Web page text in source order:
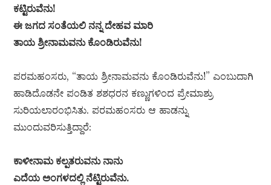
ಕಟ್ಟಿರುವೆನು!
ಈ ಜಗದ ಸಂತೆಯಲಿ ನನ್ನ ದೇಹವ ಮಾರಿ
ತಾಯ ಶ್ರೀನಾಮವನು ಕೊಂಡಿರುವೆನು!
ಪರಮಹಂಸರು, “ತಾಯ ಶ್ರೀನಾಮವನು ಕೊಂಡಿರುವೆನು!” ಎಂಬುದಾಗಿ
ಹಾಡಿದೊಡನೇ ಪಂಡಿತ ಶಶಧರನ ಕಣ್ಣುಗಳಿಂದ ಪ್ರೇಮಾಶ್ರು
ಸುರಿಯಲಾರಂಭಿಸಿತು. ಪರಮಹಂಸರು ಆ ಹಾಡನ್ನು
ಮುಂದುವರಿಸುತ್ತಿದ್ದಾರೆ:
ಕಾಳೀನಾಮ ಕಲ್ಪತರುವನು ನಾನು
ಎದೆಯ ಅಂಗಳದಲ್ಲಿ ನೆಟ್ಟಿರುವೆನು.